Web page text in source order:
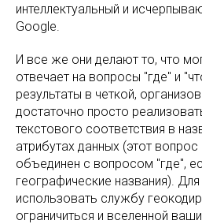
интеллектуальный и
Google.
И все же они делают то, что
отвечает на вопросы "где" и
результаты в четкой,
достаточно просто
текстового соответствия в
атрибутах данных (этот
объединен с вопросом "где",
географические названия).
использовать службу
ограничиться и вселенной